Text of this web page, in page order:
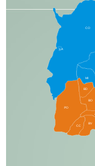
CO
MI
BD
BO
PO
BV
CC
LA